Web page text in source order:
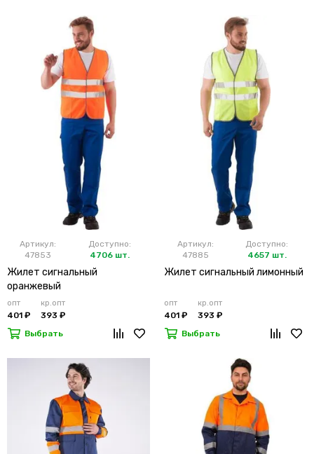
Артикул:
47853
Доступно:
4706 шт.
Жилет сигнальный
оранжевый
опт
401 ₽
кр.опт
393 ₽
Выбрать
Артикул:
47885
Доступно:
4657 шт.
Жилет сигнальный лимонный
опт
401 ₽
кр.опт
393 ₽
Выбрать